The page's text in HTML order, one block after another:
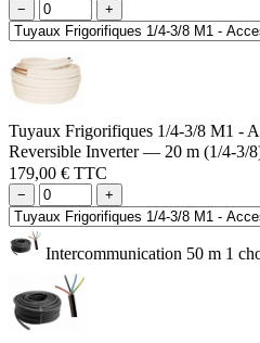
− +
Tuyaux Frigorifiques 1/4-3/8 M1 -
Reversible Inverter — 20 m (1/4-3/
179,00 € TTC
− +
Intercommunication 50 m 1